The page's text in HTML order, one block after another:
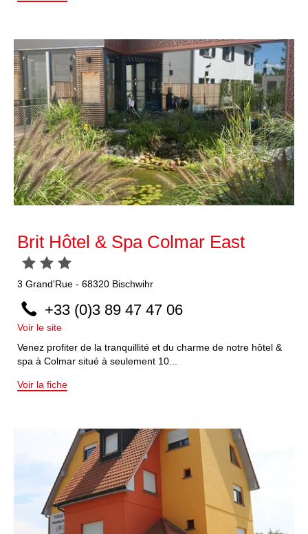
Brit Hôtel & Spa Colmar East
3 Grand'Rue - 68320 Bischwihr
+33 (0)3 89 47 47 06
Voir le site
Venez profiter de la tranquillité et du charme de notre hôtel &
spa à Colmar situé à seulement 10...
Voir la fiche